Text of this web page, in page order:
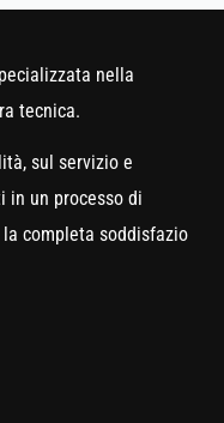
nella
tecnica.
sul servizio e
in un processo di
completa soddisfazio